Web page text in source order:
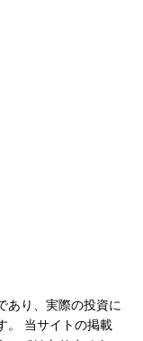
あり、実際の投資に
。 当サイトの掲載